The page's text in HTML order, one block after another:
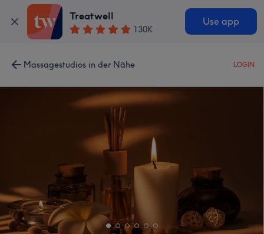
Treatwell
130K
Use app
Massagestudios in der Nähe LOGIN